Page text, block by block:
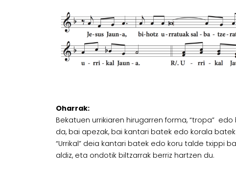
Oharrak:
Bekatuen urrikiaren hirugarren forma, “tropa”
da, bai apezak, bai kantari batek edo korala
“Urrikal” deia kantari batek edo koru talde txippi
aldiz, eta ondotik biltzarrak berriz hartzen du.